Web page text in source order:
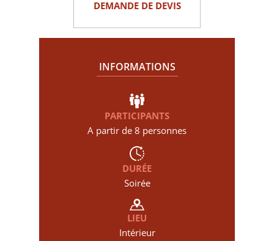
DEMANDE DE DEVIS
INFORMATIONS
PARTICIPANTS
A partir de 8 personnes
DURÉE
Soirée
LIEU
Intérieur